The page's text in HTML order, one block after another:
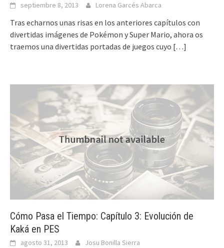
septiembre 8, 2013 Lorena Garcés Abarca
Tras echarnos unas risas en los anteriores capítulos con
divertidas imágenes de Pokémon y Super Mario, ahora os
traemos una divertidas portadas de juegos cuyo […]
Cómo Pasa el Tiempo: Capítulo 3: Evolución de
Kaká en PES
agosto 31, 2013 Josu Bonilla Sierra